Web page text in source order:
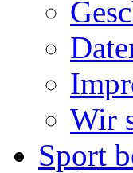
Wir
Sport